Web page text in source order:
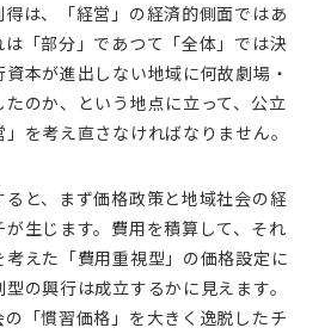
は、「経営」の経済的側面ではあ
は「部分」であつて「全体」では決
本が進出しない地域に何故劇場・
のか、という地点に立って、公立
を考え直さなければなりません。
と、まず価格政策と地域社会の経
生じます。費用を積算して、それ
えた「費用重視型」の価格設定に
の興行は成立するかに見えます。
「慣習価格」を大きく逸脱したチ